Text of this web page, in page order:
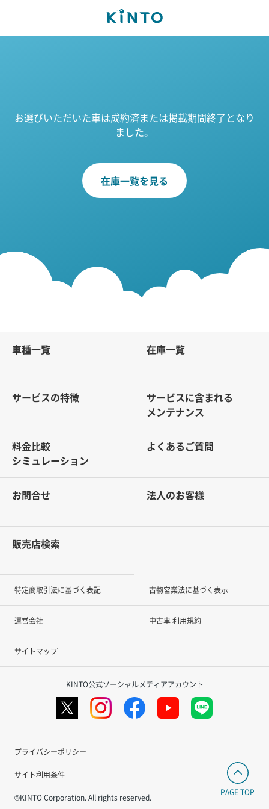
お選びいただいた車は成約済または掲載期間終了となり
ました。
在庫一覧を見る
車種一覧 在庫一覧
サービスの特徴
サービスに含まれる
メンテナンス
料金比較
シミュレーション
よくあるご質問
お問合せ 法人のお客様
販売店検索
特定商取引法に基づく表記 古物営業法に基づく表示
運営会社 中古車 利用規約
サイトマップ
KINTO公式ソーシャルメディアアカウント
プライバシーポリシー
サイト利用条件
©KINTO Corporation. All rights reserved.
PAGE TOP